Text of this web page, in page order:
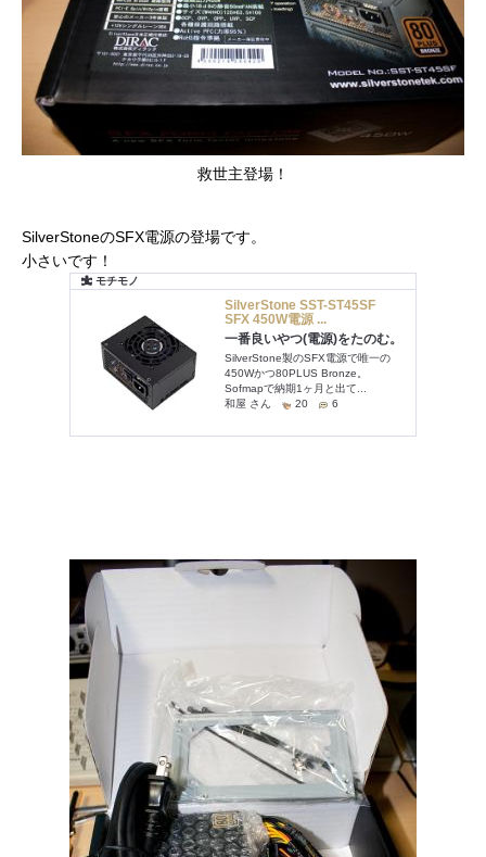
救世主登場！
SilverStoneのSFX電源の登場です。
小さいです！